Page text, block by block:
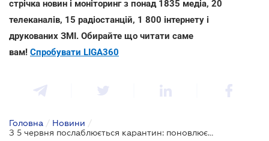
стрічка новин і моніторинг з понад 1835 медіа, 20
телеканалів, 15 радіостанцій, 1 800 інтернету і
друкованих ЗМІ. Обирайте що читати саме
вам! Спробувати LIGA360
Головна / Новини /
З 5 червня послаблюється карантин: поновлюється авіасполучення і робота ресторанів